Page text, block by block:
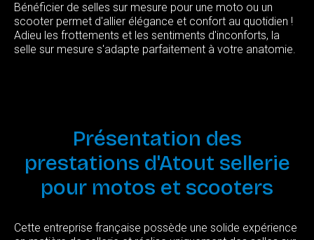
Bénéficier de selles sur mesure pour une moto ou un
scooter permet d'allier élégance et confort au quotidien !
Adieu les frottements et les sentiments d'inconforts, la
selle sur mesure s'adapte parfaitement à votre anatomie.
Présentation des
prestations d'Atout sellerie
pour motos et scooters
Cette entreprise française possède une solide expérience